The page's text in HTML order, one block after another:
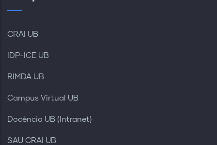
CRAI UB
IDP-ICE UB
RIMDA UB
Campus Virtual UB
Docència UB (Intranet)
SAU CRAI UB